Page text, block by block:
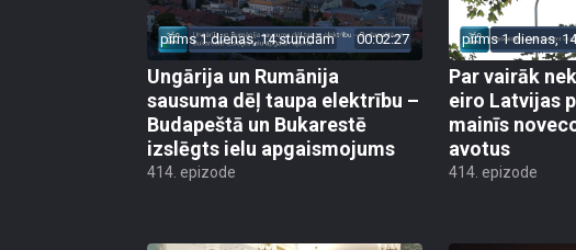
pirms 1 dienas, 14 stundām 00:02:27
Ungārija un Rumānija
sausuma dēļ taupa elektrību –
Budapeštā un Bukarestē
izslēgts ielu apgaismojums
414. epizode
pirms 1 dienas,
Par vairāk
eiro Latvijas
mainīs
avotus
414. epizode